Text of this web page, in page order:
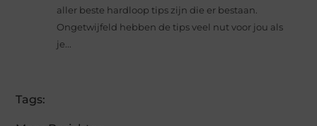
aller beste hardloop tips zijn die er bestaan.
Ongetwijfeld hebben de tips veel nut voor jou als
je...
Tags: